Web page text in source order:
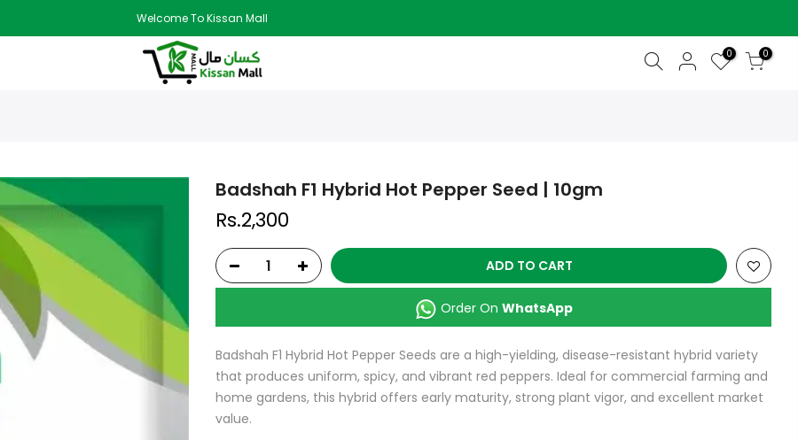
Welcome To Kissan Mall
0 0
Badshah F1 Hybrid Hot Pepper Seed | 10gm
Rs.2,300
ADD TO CART
Order On WhatsApp
Badshah F1 Hybrid Hot Pepper Seeds are a high-yielding, disease-resistant hybrid variety
that produces uniform, spicy, and vibrant red peppers. Ideal for commercial farming and
home gardens, this hybrid offers early maturity, strong plant vigor, and excellent market
value.